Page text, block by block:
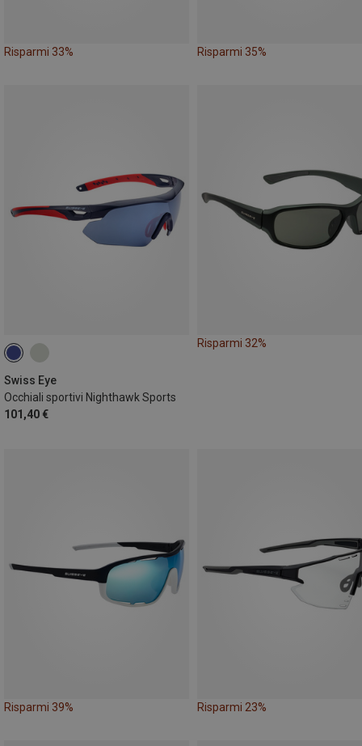
Risparmi 33% Risparmi 35%
Swiss Eye
Occhiali sportivi Nighthawk Sports
101,40 €
Risparmi 32%
Risparmi 39% Risparmi 23%